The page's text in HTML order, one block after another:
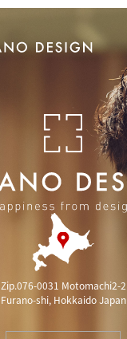
NEWS
PEOPLE
CONTACT
Zip.076-0031 Motomachi2-2
Furano-shi, Hokkaido Japan